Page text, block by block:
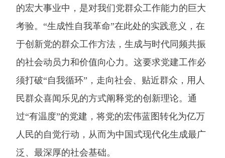
的宏大事业中，是对我们党群众工作能力的巨大
考验。“生成性自我革命”在此处的实践意义，在
于创新党的群众工作方法，生成与时代同频共振
的社会动员力和价值向心力。这要求党建工作必
须打破“自我循环”，走向社会、贴近群众，用人
民群众喜闻乐见的方式阐释党的创新理论。通
过“有温度”的党建，将党的宏伟蓝图转化为亿万
人民的自觉行动，从而为中国式现代化生成最广
泛、最深厚的社会基础。